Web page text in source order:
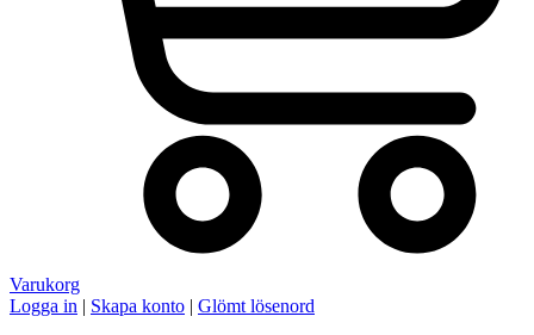
Varukorg
Logga in | Skapa konto | Glömt lösenord